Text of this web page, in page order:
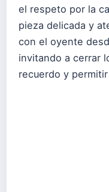
el respeto por la
pieza delicada y
con el oyente
invitando a cerrar
recuerdo y